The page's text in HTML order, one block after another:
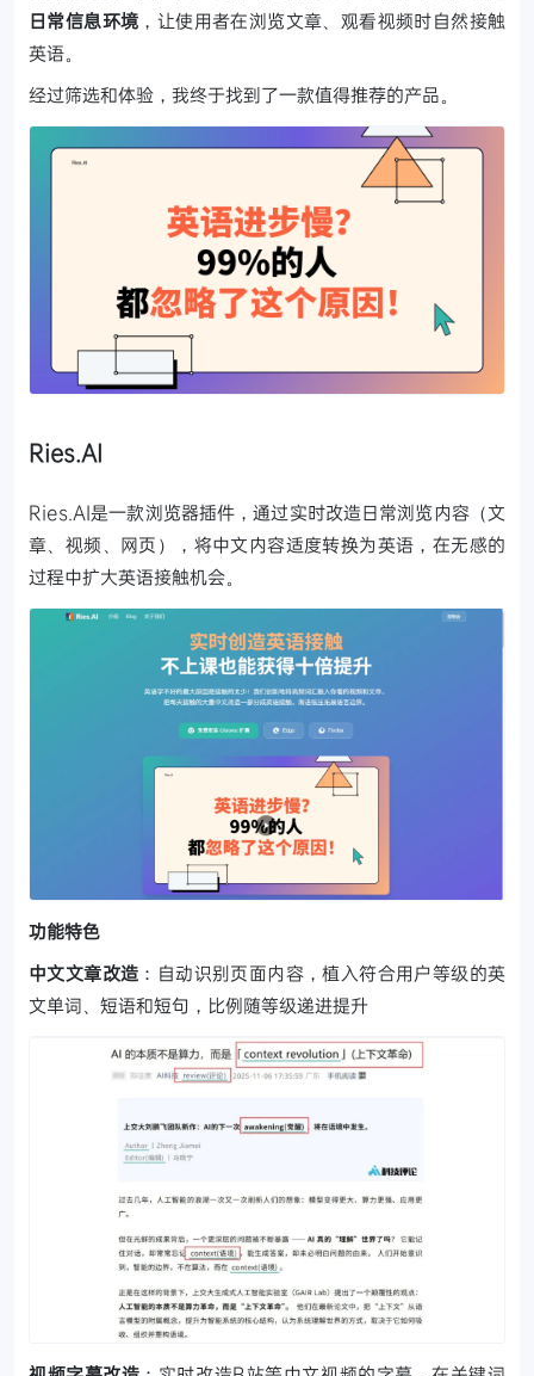
日常信息环境 ，让使用者在浏览文章、观看视频时自然接触
英语。
经过筛选和体验，我终于找到了一款值得推荐的产品。
Ries.AI
Ries.AI是一款浏览器插件，通过实时改造日常浏览内容（文
章、视频、网页），将中文内容适度转换为英语，在无感的
过程中扩大英语接触机会。
功能特色
中文文章改造 ：自动识别页面内容，植入符合用户等级的英
文单词、短语和短句，比例随等级递进提升